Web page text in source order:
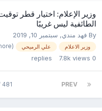
وزير الإعلام: اختيار قطر
الطائفية ليس غريبًا
By فهد مندي, سبتمبر 10, 2019
وزير الاعلام علي الرميحي (and 1 more)
0
replies 7.8k views
PREV
481